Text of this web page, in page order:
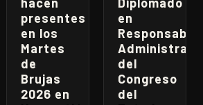
presentes
en los
Martes
de
Brujas
2026 en
en
del
Congreso
del